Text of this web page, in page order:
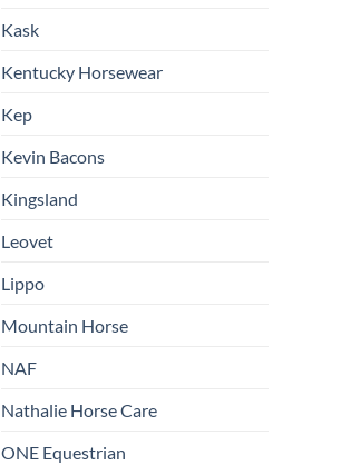
Kask
Kentucky Horsewear
Kep
Kevin Bacons
Kingsland
Leovet
Lippo
Mountain Horse
NAF
Nathalie Horse Care
ONE Equestrian